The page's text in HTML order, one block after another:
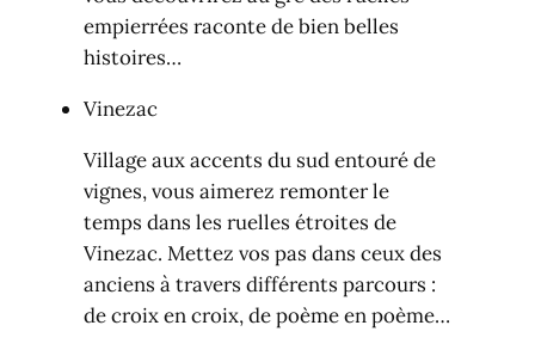
empierrées raconte de bien belles
histoires…
Vinezac
Village aux accents du sud entouré de
vignes, vous aimerez remonter le
temps dans les ruelles étroites de
Vinezac. Mettez vos pas dans ceux des
anciens à travers différents parcours :
de croix en croix, de poème en poème…